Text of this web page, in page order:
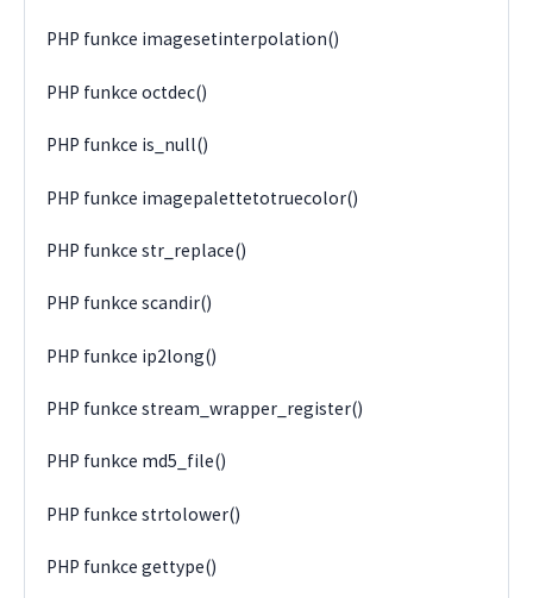
PHP funkce imagesetinterpolation()
PHP funkce octdec()
PHP funkce is_null()
PHP funkce imagepalettetotruecolor()
PHP funkce str_replace()
PHP funkce scandir()
PHP funkce ip2long()
PHP funkce stream_wrapper_register()
PHP funkce md5_file()
PHP funkce strtolower()
PHP funkce gettype()